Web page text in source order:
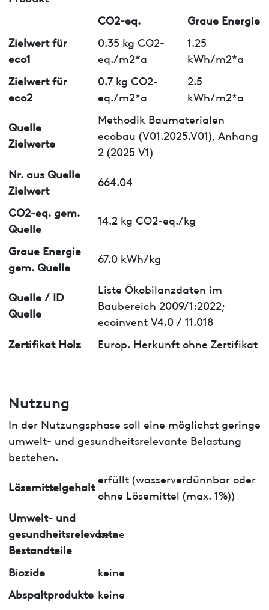
CO2-eq.
Graue Energie
Zielwert für
eco1
0.35 kg CO2-
eq./m2*a
1.25
kWh/m2*a
Zielwert für
eco2
0.7 kg CO2-
eq./m2*a
2.5
kWh/m2*a
Quelle
Zielwerte
Methodik Baumaterialen
ecobau (V01.2025.V01), Anhang
2 (2025 V1)
Nr. aus Quelle
Zielwert
664.04
CO2-eq. gem.
Quelle
14.2 kg CO2-eq./kg
Graue Energie
gem. Quelle
67.0 kWh/kg
Quelle / ID
Quelle
Liste Ökobilanzdaten im
Baubereich 2009/1:2022;
ecoinvent V4.0 / 11.018
Zertifikat Holz
Europ. Herkunft ohne Zertifikat
Nutzung
In der Nutzungsphase soll eine möglichst geringe
umwelt- und gesundheitsrelevante Belastung
bestehen.
Lösemittelgehalt
erfüllt (wasserverdünnbar oder
ohne Lösemittel (max. 1%))
Umwelt- und
gesundheitsrelevante
Bestandteile
keine
Biozide
keine
Abspaltprodukte keine